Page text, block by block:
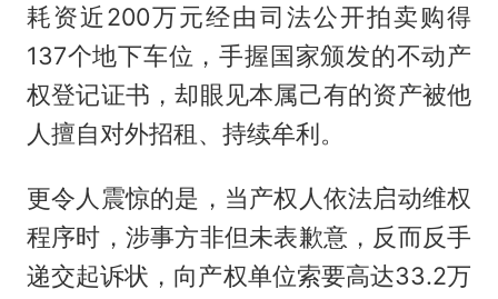
耗资近200万元经由司法公开拍卖购得
137个地下车位，手握国家颁发的不动产
权登记证书，却眼见本属己有的资产被他
人擅自对外招租、持续牟利。
更令人震惊的是，当产权人依法启动维权
程序时，涉事方非但未表歉意，反而反手
递交起诉状，向产权单位索要高达33.2万